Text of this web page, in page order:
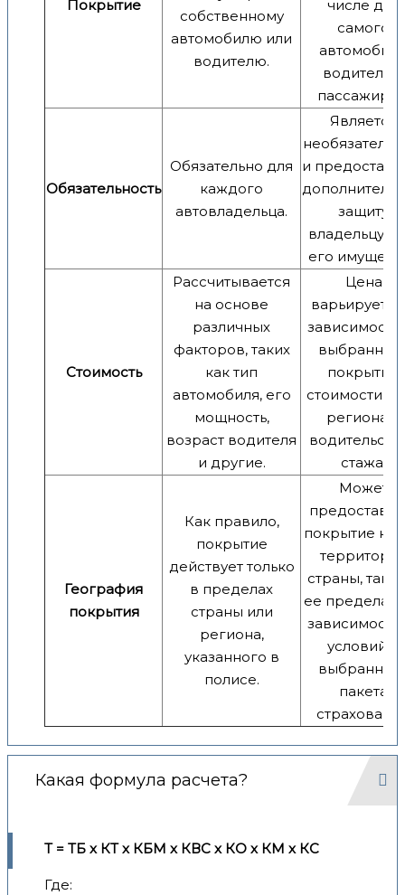
Покрытие
собственному
автомобилю или
водителю.
числе для
самого
водителя и
Обязательность
Обязательно для
каждого
автовладельца.
Является
и
защиту
владельцу
его
Стоимость
Рассчитывается
на основе
различных
факторов, таких
как тип
автомобиля, его
мощность,
возраст водителя
и другие.
Цена
зависимости
покрытия,
стоимости
региона и
стажа.
География
покрытия
Как правило,
покрытие
действует только
в пределах
страны или
региона,
указанного в
полисе.
Может
покрытие
страны, так и
ее
зависимости
условий и
пакета
Какая формула расчета?
Т = ТБ x КТ x КБМ x КВС x КО x КМ x КС
Где: